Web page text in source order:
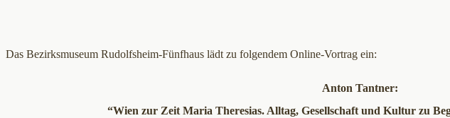
Das Bezirksmuseum Rudolfsheim-Fünfhaus lädt zu folgendem Online-Vortrag ein:
Anton Tantner:
“Wien zur Zeit Maria Theresias. Alltag, Gesellschaft und Kultur zu